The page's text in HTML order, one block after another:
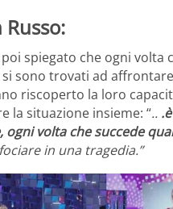
spiegato che ogni volta
si sono trovati ad
riscoperto la loro
la situazione insieme: “..
ogni volta che succede
in una tragedia.”